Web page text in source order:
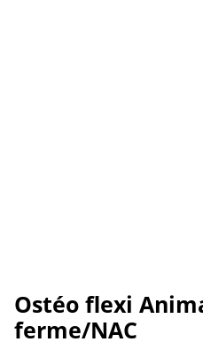
Ostéo flexi
ferme/NAC